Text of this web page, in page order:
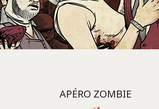
APÉRO ZOMBIE